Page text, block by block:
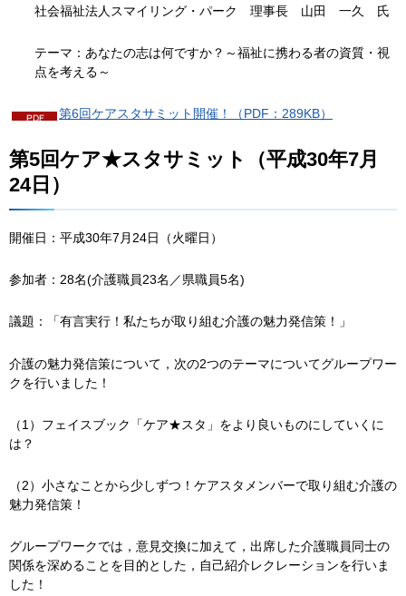
社会福祉法人スマイリング・パーク 理事長 山田 一久 氏
テーマ：あなたの志は何ですか？～福祉に携わる者の資質・視
点を考える～
第6回ケアスタサミット開催！（PDF：289KB）
第5回ケア★スタサミット（平成30年7月
24日）
開催日：平成30年7月24日（火曜日）
参加者：28名(介護職員23名／県職員5名)
議題：「有言実行！私たちが取り組む介護の魅力発信策！」
介護の魅力発信策について，次の2つのテーマについてグループワー
クを行いました！
（1）フェイスブック「ケア★スタ」をより良いものにしていくに
は？
（2）小さなことから少しずつ！ケアスタメンバーで取り組む介護の
魅力発信策！
グループワークでは，意見交換に加えて，出席した介護職員同士の
関係を深めることを目的とした，自己紹介レクレーションを行いま
した！